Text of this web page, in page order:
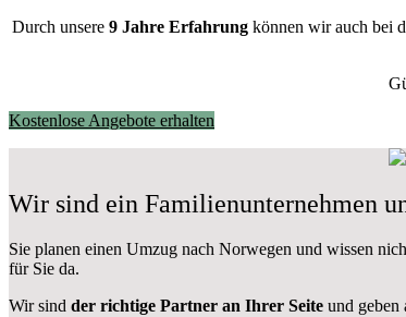
Durch unsere 9 Jahre Erfahrungkönnen wir auch bei
Kostenlose Angebote erhalten
Wir sind ein Familienunternehmen
Sie planen einen Umzug nach Norwegen und wissen
für Sie da.
Wir sind der richtige Partner an Ihrer Seite und geben